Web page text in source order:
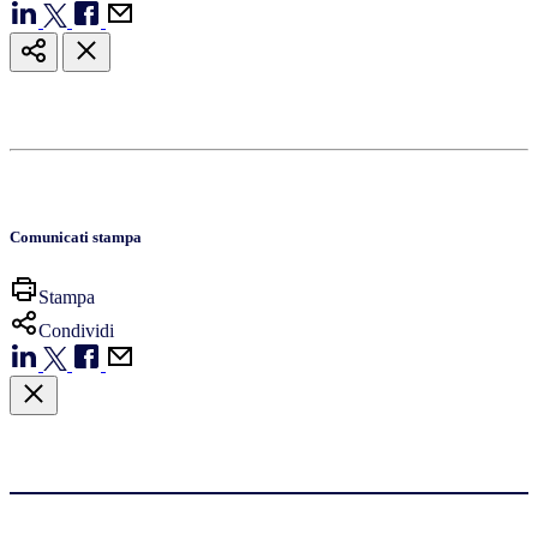
Comunicati stampa
Stampa
Condividi